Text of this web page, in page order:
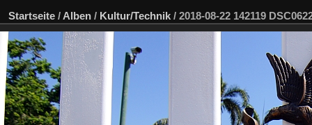
Startseite / Alben / Kultur/Technik / 2018-08-22 142119